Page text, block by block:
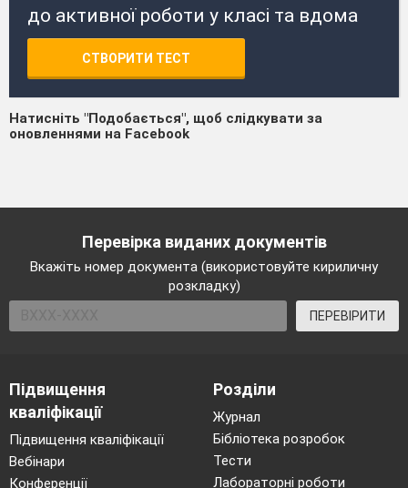
до активної роботи у класі та вдома
СТВОРИТИ ТЕСТ
Натисніть "Подобається", щоб слідкувати за
оновленнями на Facebook
Перевірка виданих документів
Вкажіть номер документа (використовуйте кириличну
розкладку)
ПЕРЕВІРИТИ
Підвищення
кваліфікації
Підвищення кваліфікації
Вебінари
Конференції
Розділи
Журнал
Бібліотека розробок
Тести
Лабораторні роботи